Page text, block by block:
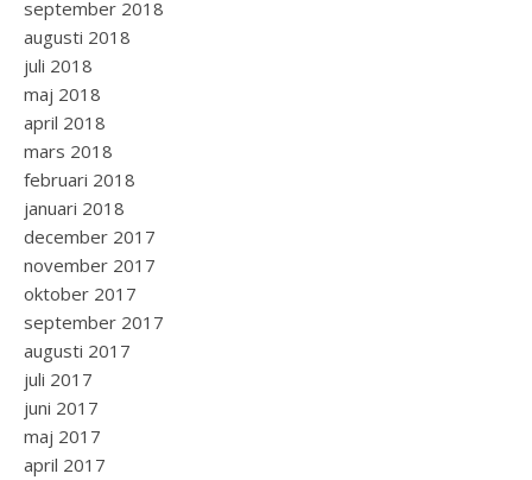
september 2018
augusti 2018
juli 2018
maj 2018
april 2018
mars 2018
februari 2018
januari 2018
december 2017
november 2017
oktober 2017
september 2017
augusti 2017
juli 2017
juni 2017
maj 2017
april 2017